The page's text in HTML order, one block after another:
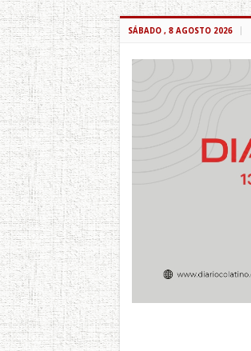
SÁBADO , 8 AGOSTO 2026